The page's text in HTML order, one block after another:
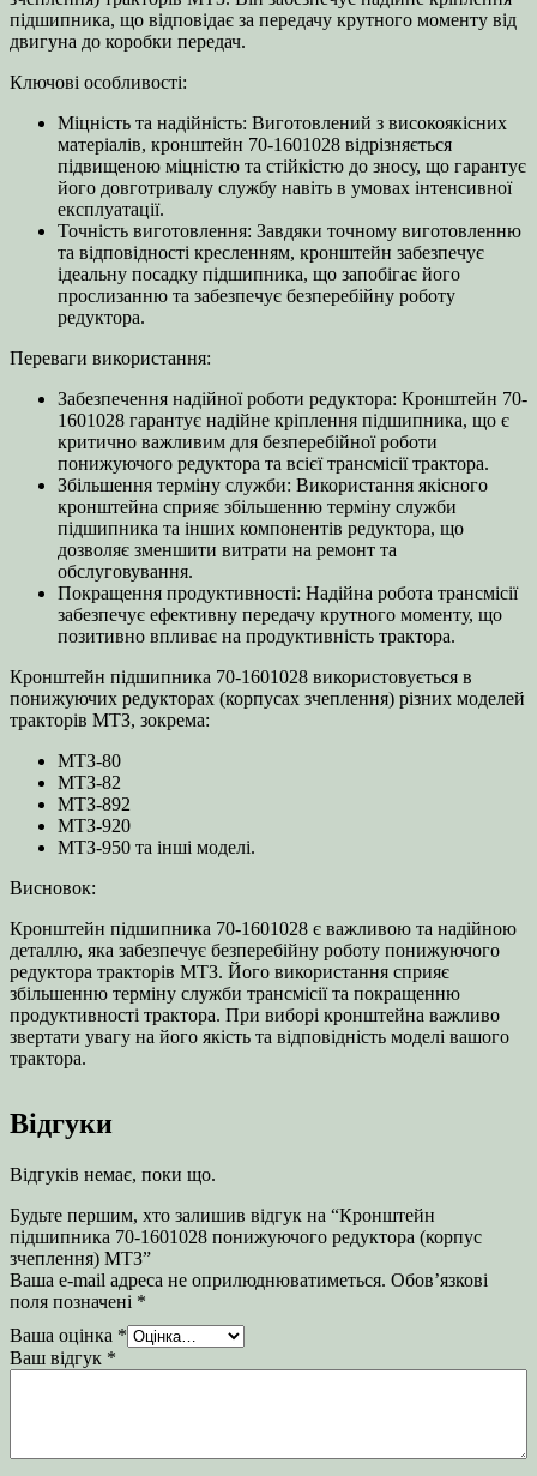
підшипника, що відповідає за передачу крутного моменту від
двигуна до коробки передач.
Ключові особливості:
Міцність та надійність: Виготовлений з високоякісних
матеріалів, кронштейн 70-1601028 відрізняється
підвищеною міцністю та стійкістю до зносу, що гарантує
його довготривалу службу навіть в умовах інтенсивної
експлуатації.
Точність виготовлення: Завдяки точному виготовленню
та відповідності кресленням, кронштейн забезпечує
ідеальну посадку підшипника, що запобігає його
прослизанню та забезпечує безперебійну роботу
редуктора.
Переваги використання:
Забезпечення надійної роботи редуктора: Кронштейн 70-
1601028 гарантує надійне кріплення підшипника, що є
критично важливим для безперебійної роботи
понижуючого редуктора та всієї трансмісії трактора.
Збільшення терміну служби: Використання якісного
кронштейна сприяє збільшенню терміну служби
підшипника та інших компонентів редуктора, що
дозволяє зменшити витрати на ремонт та
обслуговування.
Покращення продуктивності: Надійна робота трансмісії
забезпечує ефективну передачу крутного моменту, що
позитивно впливає на продуктивність трактора.
Кронштейн підшипника 70-1601028 використовується в
понижуючих редукторах (корпусах зчеплення) різних моделей
тракторів МТЗ, зокрема:
МТЗ-80
МТЗ-82
МТЗ-892
МТЗ-920
МТЗ-950 та інші моделі.
Висновок:
Кронштейн підшипника 70-1601028 є важливою та надійною
деталлю, яка забезпечує безперебійну роботу понижуючого
редуктора тракторів МТЗ. Його використання сприяє
збільшенню терміну служби трансмісії та покращенню
продуктивності трактора. При виборі кронштейна важливо
звертати увагу на його якість та відповідність моделі вашого
трактора.
Відгуки
Відгуків немає, поки що.
Будьте першим, хто залишив відгук на “Кронштейн
підшипника 70-1601028 понижуючого редуктора (корпус
зчеплення) МТЗ”
Ваша e-mail адреса не оприлюднюватиметься. Обов’язкові
поля позначені *
Ваша оцінка *
Ваш відгук *